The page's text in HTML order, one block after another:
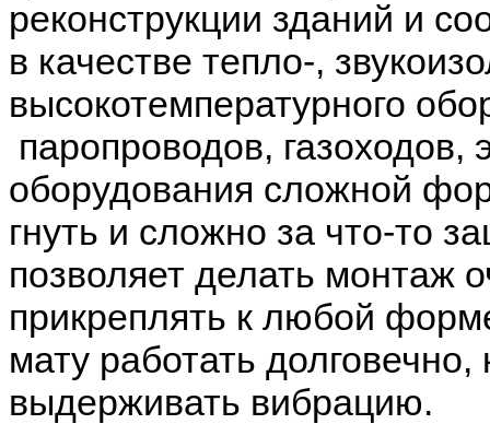
реконструкции зданий и
в качестве тепло-,
высокотемпературного
паропроводов, газоходов,
оборудования сложной
гнуть и сложно за что-то
позволяет делать монтаж
прикреплять к любой
мату работать
выдерживать вибрацию.